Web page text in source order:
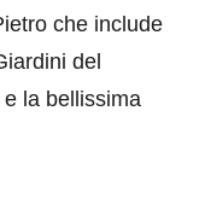
che include
del
la bellissima